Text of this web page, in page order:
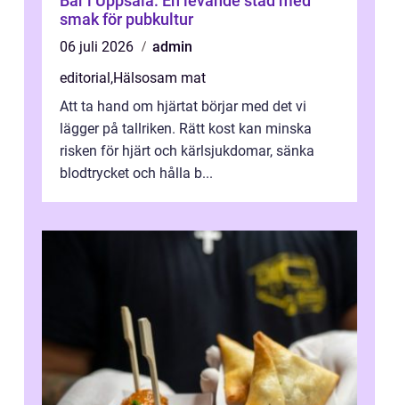
smak för pubkultur
06 juli 2026
admin
editorial,Hälsosam mat
Att ta hand om hjärtat börjar med det vi
lägger på tallriken. Rätt kost kan minska
risken för hjärt och kärlsjukdomar, sänka
blodtrycket och hålla b...